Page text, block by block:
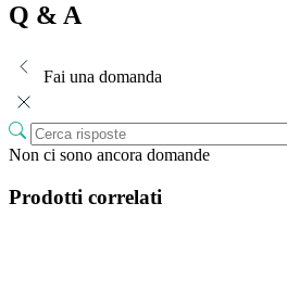
Q & A
Fai una domanda
Non ci sono ancora domande
Prodotti correlati